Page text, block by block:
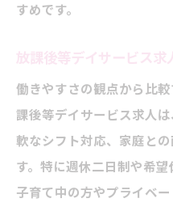
すめです。
放課後等デイサービス求
働きやすさの観点から比
課後等デイサービス求人
軟なシフト対応、家庭と
す。特に週休二日制や希望
子育て中の方やプライベ